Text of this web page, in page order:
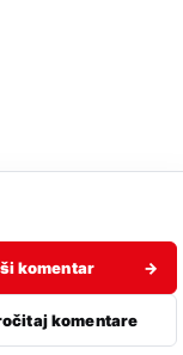
komentar →
komentare